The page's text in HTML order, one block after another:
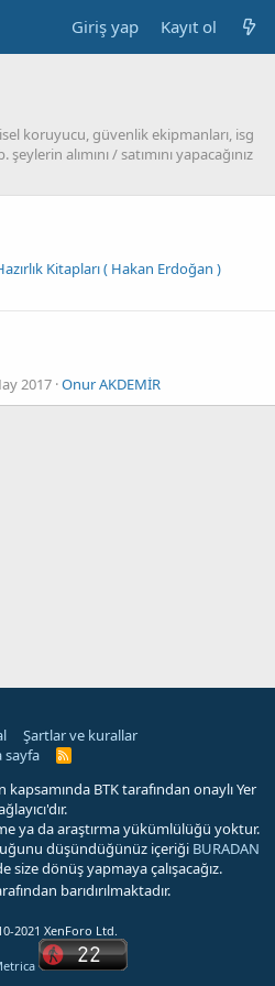
Giriş yap Kayıt ol
koruyucu, güvenlik ekipmanları, isg
alımını / satımını yapacağınız
Kitapları ( Hakan Erdoğan )
2017 Onur AKDEMİR
Şartlar ve kurallar
sayfa
R
S
kapsamında BTK tarafından onaylı Yer
ya da araştırma yükümlülüğü yoktur.
düşündüğünüz içeriği BURADAN
size dönüş yapmaya çalışacağız.
barıdırılmaktadır.
2021 XenForo Ltd.